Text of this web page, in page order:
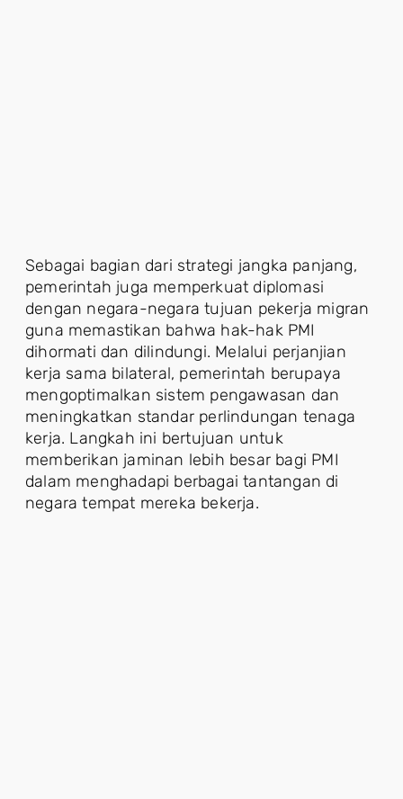
Sebagai bagian dari strategi jangka panjang,
pemerintah juga memperkuat diplomasi
dengan negara-negara tujuan pekerja migran
guna memastikan bahwa hak-hak PMI
dihormati dan dilindungi. Melalui perjanjian
kerja sama bilateral, pemerintah berupaya
mengoptimalkan sistem pengawasan dan
meningkatkan standar perlindungan tenaga
kerja. Langkah ini bertujuan untuk
memberikan jaminan lebih besar bagi PMI
dalam menghadapi berbagai tantangan di
negara tempat mereka bekerja.